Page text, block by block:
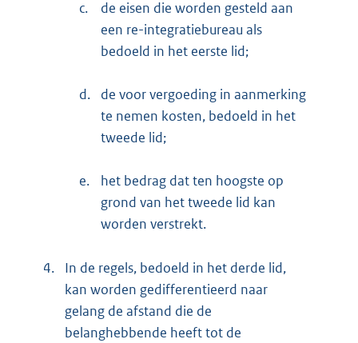
c.
de eisen die worden gesteld aan
een re-integratiebureau als
bedoeld in het eerste lid;
d.
de voor vergoeding in aanmerking
te nemen kosten, bedoeld in het
tweede lid;
e.
het bedrag dat ten hoogste op
grond van het tweede lid kan
worden verstrekt.
4.
In de regels, bedoeld in het derde lid,
kan worden gedifferentieerd naar
gelang de afstand die de
belanghebbende heeft tot de